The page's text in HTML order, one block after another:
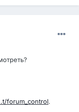
forum_control.